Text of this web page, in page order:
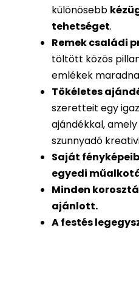
különösebb
tehetséget.
Remek családi
töltött közös
emlékek
Tökéletes
szeretteit egy
ajándékkal,
szunnyadó
Saját
egyedi
Minden
ajánlott.
A festés